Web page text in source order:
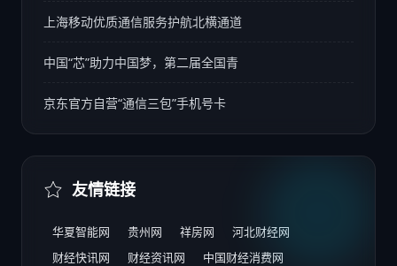
上海移动优质通信服务护航北横通道
中国“芯”助力中国梦，第二届全国青
京东官方自营“通信三包”手机号卡
友情链接
华夏智能网 贵州网 祥房网
河北财经网
财经快讯网
财经资讯网
中国财经消费网